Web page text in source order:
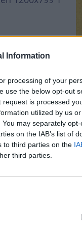
Information
processing of your
use the below opt-out
is processed
utilized by us
may separately
on the IAB’s list of
to third parties on the
third parties.
για
του
στέρηση